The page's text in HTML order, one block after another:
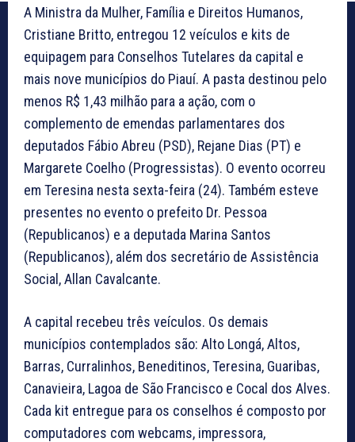
A Ministra da Mulher, Família e Direitos Humanos,
Cristiane Britto, entregou 12 veículos e kits de
equipagem para Conselhos Tutelares da capital e
mais nove municípios do Piauí. A pasta destinou pelo
menos R$ 1,43 milhão para a ação, com o
complemento de emendas parlamentares dos
deputados Fábio Abreu (PSD), Rejane Dias (PT) e
Margarete Coelho (Progressistas). O evento ocorreu
em Teresina nesta sexta-feira (24). Também esteve
presentes no evento o prefeito Dr. Pessoa
(Republicanos) e a deputada Marina Santos
(Republicanos), além dos secretário de Assistência
Social, Allan Cavalcante.
A capital recebeu três veículos. Os demais
municípios contemplados são: Alto Longá, Altos,
Barras, Curralinhos, Beneditinos, Teresina, Guaribas,
Canavieira, Lagoa de São Francisco e Cocal dos Alves.
Cada kit entregue para os conselhos é composto por
computadores com webcams, impressora,